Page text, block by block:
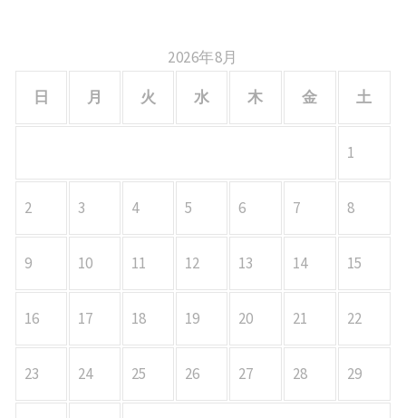
2026年8月
日
月 火 水 木 金 土
1
2 3 4 5 6 7 8
9 10 11 12 13 14 15
16 17 18 19 20 21 22
23 24 25 26 27 28 29